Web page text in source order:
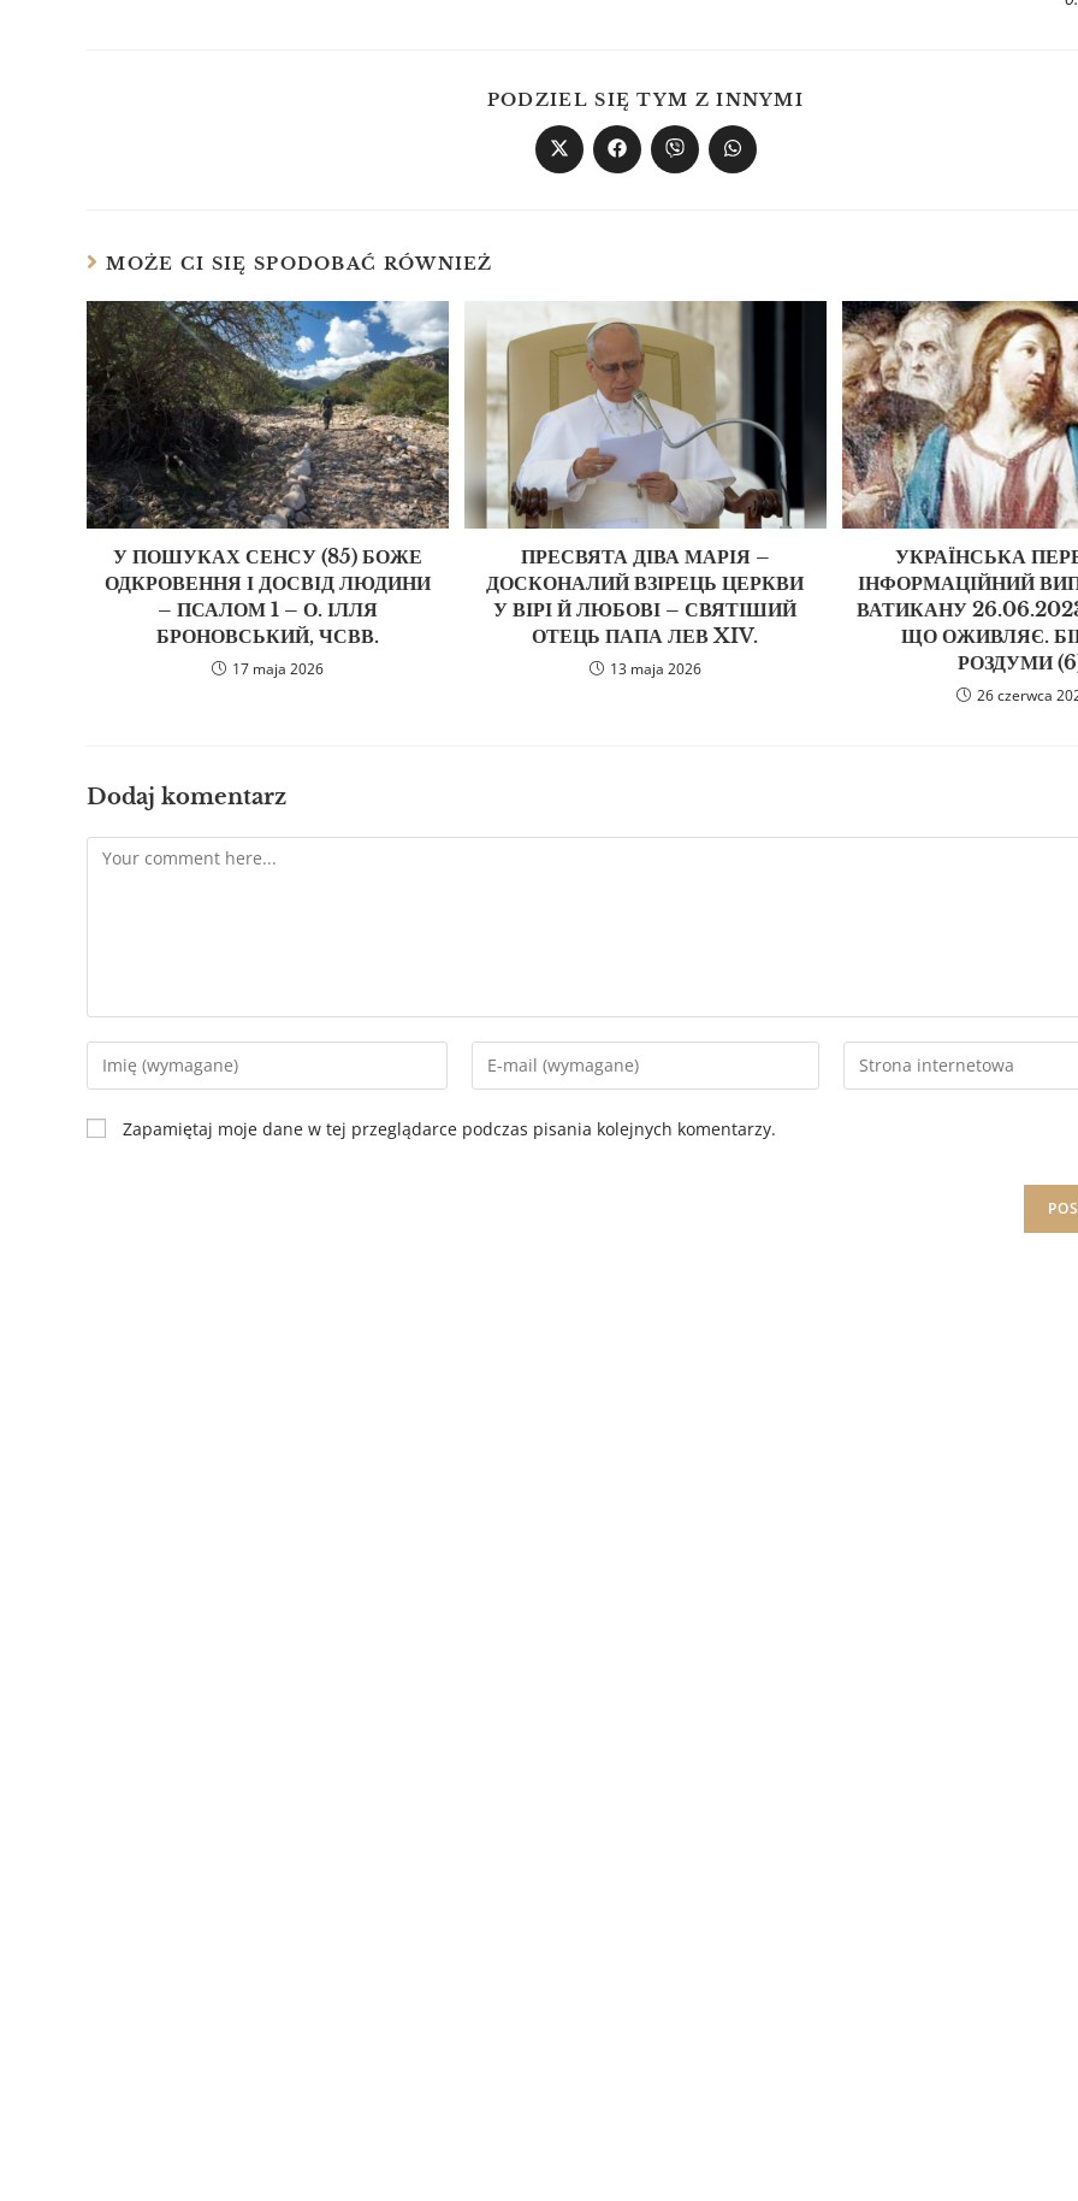
PODZIEL SIĘ TYM Z INNYMI
MOŻE CI SIĘ SPODOBAĆ RÓWNIEŻ
У ПОШУКАХ СЕНСУ (85) БОЖЕ
ОДКРОВЕННЯ І ДОСВІД ЛЮДИНИ
– ПСАЛОМ 1 – О. ІЛЛЯ
БРОНОВСЬКИЙ, ЧСВВ.
17 maja 2026
ПРЕСВЯТА ДІВА МАРІЯ –
ДОСКОНАЛИЙ ВЗІРЕЦЬ ЦЕРКВИ
У ВІРІ Й ЛЮБОВІ – СВЯТІШИЙ
ОТЕЦЬ ПАПА ЛЕВ XIV.
13 maja 2026
УКРАЇНСЬКА
ІНФОРМАЦІЙНИЙ
ВАТИКАНУ
ЩО ОЖИВЛЯЄ.
РОЗДУМИ
26 czerwca
Dodaj komentarz
Zapamiętaj moje dane w tej przeglądarce podczas pisania kolejnych komentarzy.